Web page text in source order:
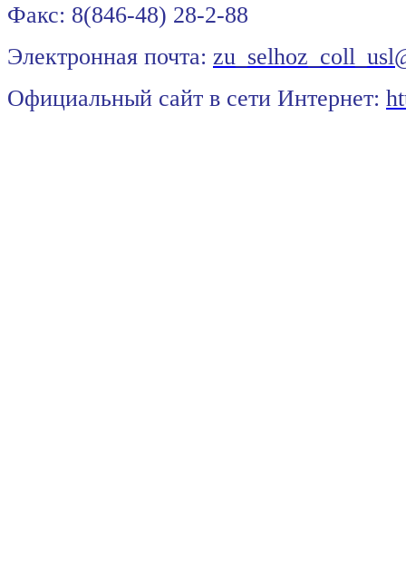
Факс: 8(846-48)
Электронная почта:
Официальный сайт в сети Интернет: